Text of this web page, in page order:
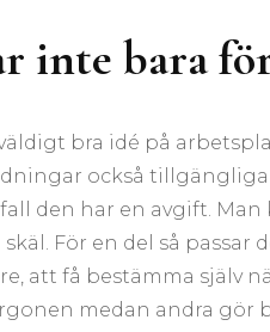
inte bara
bra idé på
också
den har en avgift. Man
För en del så passar
att få bestämma själv
medan andra gör